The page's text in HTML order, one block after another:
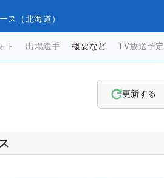
ス（北海道）
ト 出場選手 概要など TV放送予定
更新する